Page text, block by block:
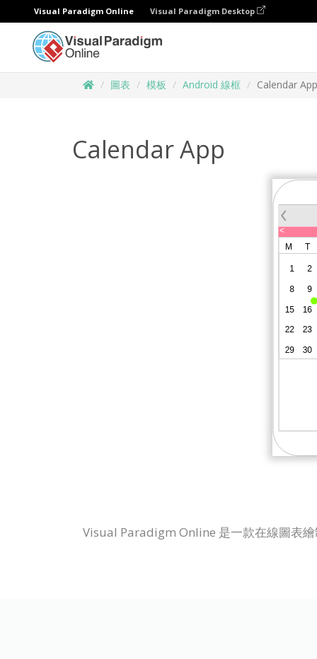
Visual Paradigm Online Visual Paradigm Desktop
圖表 模板 Android 線框 Calendar App
Calendar App
Visual Paradigm Online 是一款在線圖表